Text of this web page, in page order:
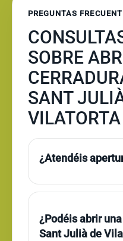
PREGUNTAS
SOBRE
SANT
VILATORTA
¿Atendéis
¿Podéis abrir
Sant Julià de